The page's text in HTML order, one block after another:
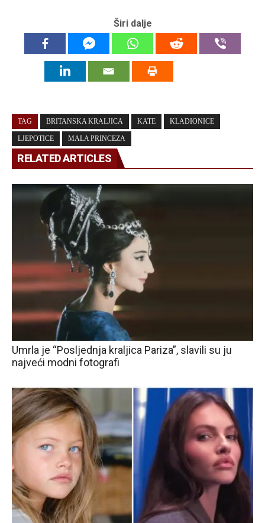
Širi dalje
TAG BRITANSKA KRALJICA KATE KLADIONICE
LJEPOTICE MALA PRINCEZA
RELATED ARTICLES
Umrla je “Posljednja kraljica Pariza”, slavili su ju
najveći modni fotografi